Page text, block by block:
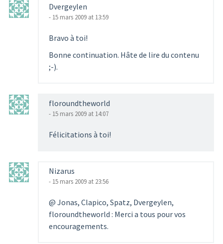
Dvergeylen
- 15 mars 2009 at 13:59
Bravo à toi!
Bonne continuation. Hâte de lire du contenu
;-).
floroundtheworld
- 15 mars 2009 at 14:07
Félicitations à toi!
Nizarus
- 15 mars 2009 at 23:56
@ Jonas, Clapico, Spatz, Dvergeylen,
floroundtheworld : Merci a tous pour vos
encouragements.